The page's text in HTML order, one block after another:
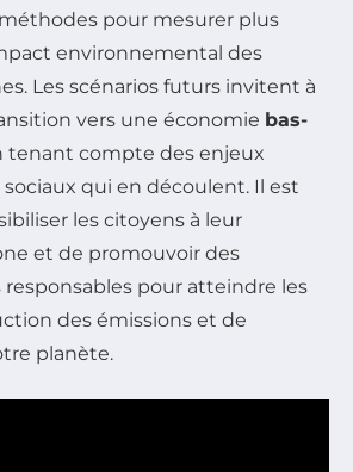
pour mesurer plus
environnemental des
Les scénarios futurs invitent à
vers une économie bas-
tenant compte des enjeux
qui en découlent. Il est
les citoyens à leur
et de promouvoir des
pour atteindre les
des émissions et de
planète.